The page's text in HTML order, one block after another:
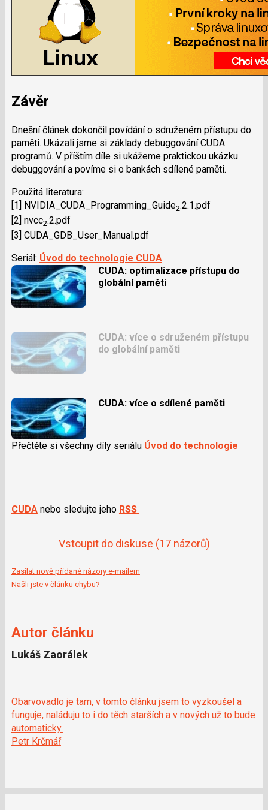
Závěr
Dnešní článek dokončil povídání o sdruženém přístupu do
paměti. Ukázali jsme si základy debuggování CUDA
programů. V příštím díle si ukážeme praktickou ukázku
debuggování a povíme si o bankách sdílené paměti.
Použitá literatura:
[1] NVIDIA_CUDA_Programming_Gu­ide2.2.1.pdf
[2] nvcc2.2.pdf
[3] CUDA_GDB_User_Manual.pdf
Seriál: Úvod do technologie CUDA
CUDA: optimalizace přístupu do
globální paměti
CUDA: více o sdruženém přístupu
do globální paměti
CUDA: více o sdílené paměti
Přečtěte si všechny díly seriálu Úvod do technologie
CUDAnebo sledujte jeho RSS
Vstoupit do diskuse (17 názorů)
Zasílat nově přidané názory e-mailem
Našli jste v článku chybu?
Autor článku
Lukáš Zaorálek
Obarvovadlo je tam, v tomto článku jsem to vyzkoušel a
funguje, naláduju to i do těch starších a v nových už to bude
automaticky.
Petr Krčmář